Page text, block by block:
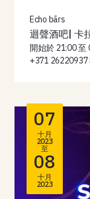
Echo bārs
迴聲酒吧| 卡
開始於 21:00 至
+371 26220937
07
十月
2023
至
08
十月
2023